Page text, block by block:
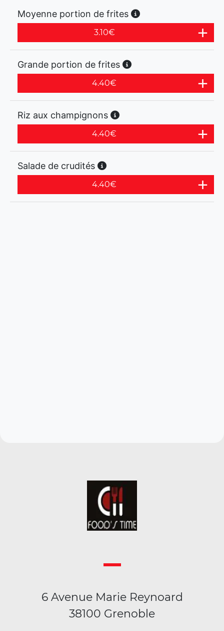
Moyenne portion de frites
3.10€
Grande portion de frites
4.40€
Riz aux champignons
4.40€
Salade de crudités
4.40€
6 Avenue Marie Reynoard
38100 Grenoble